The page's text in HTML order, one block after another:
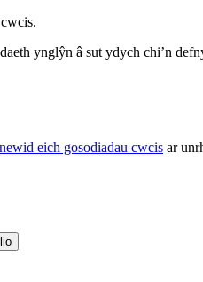
ynglŷn â sut ydych chi’n
newid eich gosodiadau cwcis ar